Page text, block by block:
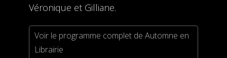
Véronique et Gilliane.
Voir le programme complet de Automne en
Librairie